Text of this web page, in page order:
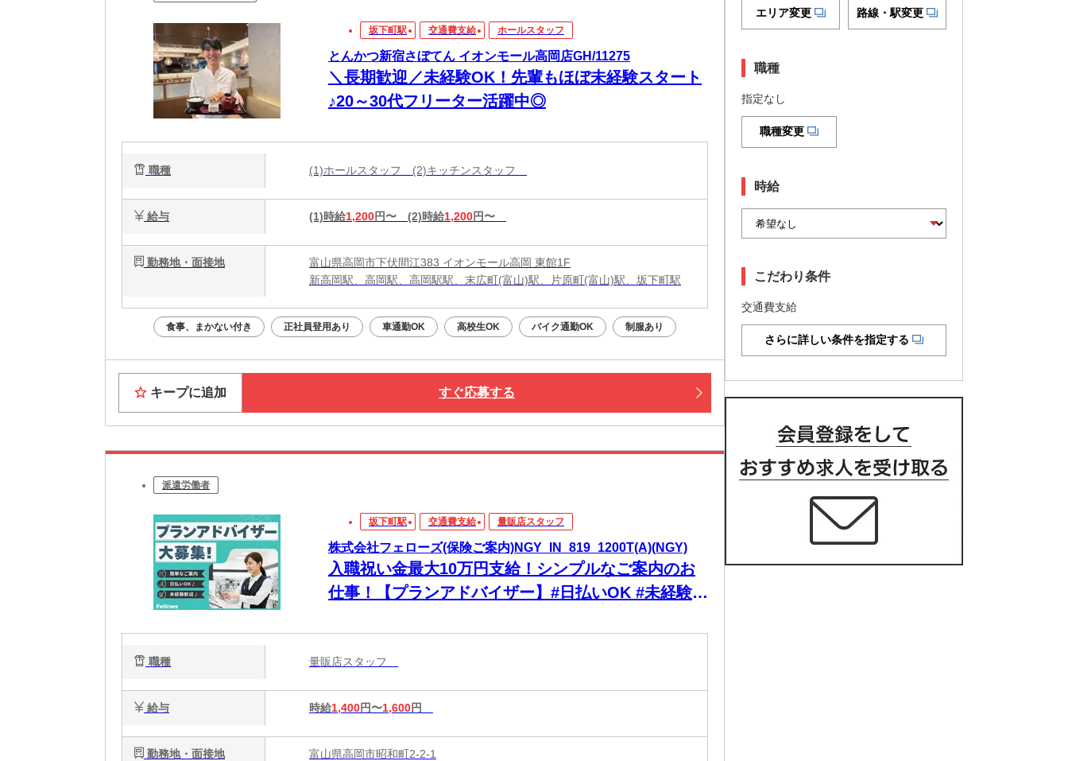
坂下町駅 交通費支給 ホールスタッフ
とんかつ新宿さぼてん イオンモール高岡店GH/11275
＼長期歓迎／未経験OK！先輩もほぼ未経験スタート
♪20～30代フリーター活躍中◎
職種 (1)ホールスタッフ (2)キッチンスタッフ
給与 (1)時給1,200円〜 (2)時給1,200円〜
勤務地・面接地
富山県高岡市下伏間江383 イオンモール高岡 東館1F
新高岡駅、高岡駅、高岡駅駅、末広町(富山)駅、片原町(富山)駅、坂下町駅
食事、まかない付き 正社員登用あり 車通勤OK 高校生OK バイク通勤OK 制服あり
キープに追加 すぐ応募する
派遣労働者
坂下町駅 交通費支給 量販店スタッフ
株式会社フェローズ(保険ご案内)NGY_IN_819_1200T(A)(NGY)
入職祝い金最大10万円支給！シンプルなご案内のお
仕事！【プランアドバイザー】#日払いOK #未経験
職種 量販店スタッフ
給与 時給1,400円〜1,600円
勤務地・面接地
富山県高岡市昭和町2-2-1
エリア変更 路線・駅変更
職種
指定なし
職種変更
時給
こだわり条件
交通費支給
さらに詳しい条件を指定する